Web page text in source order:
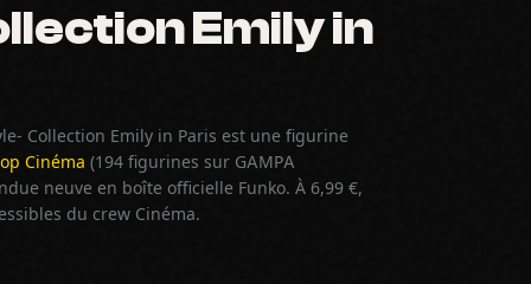
Emily in
Collection Emily in Paris est une figurine
Cinéma (194 figurines sur GAMPA
neuve en boîte officielle Funko. À 6,99 €,
du crew Cinéma.